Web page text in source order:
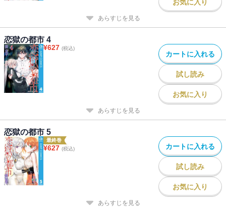
お気に入り
あらすじを見る
恋獄の都市 4
¥627 (税込)
カートに入れる
試し読み
お気に入り
あらすじを見る
恋獄の都市 5
最終巻
¥627 (税込) カートに入れる
試し読み
お気に入り
あらすじを見る